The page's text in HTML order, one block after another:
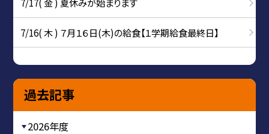
7/16( 木 ) ７月１６日(木)の給食【１学期給食最終日】
過去記事
2026年度